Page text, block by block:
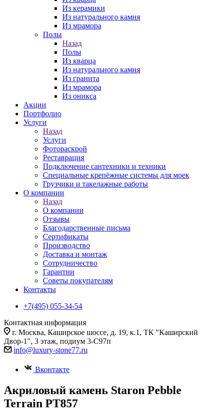
Из керамики
Из натурального камня
Из мрамора
Полы
Назад
Полы
Из кварца
Из натурального камня
Из гранита
Из мрамора
Из оникса
Акции
Портфолио
Услуги
Назад
Услуги
Фотораскрой
Реставрация
Подключение сантехники и техники
Специальные крепёжные системы для моек
Грузчики и такелажные работы
О компании
Назад
О компании
Отзывы
Благодарственные письма
Сертификаты
Производство
Доставка и монтаж
Сотрудничество
Гарантии
Советы покупателям
Контакты
+7(495) 055-34-54
Контактная информация
г. Москва, Каширское шоссе, д. 19, к.1, ТК "Каширский
Двор-1", 3 этаж, подиум 3-С97п
info@luxury-stone77.ru
Вконтакте
Акриловый камень Staron Pebble
Terrain PT857